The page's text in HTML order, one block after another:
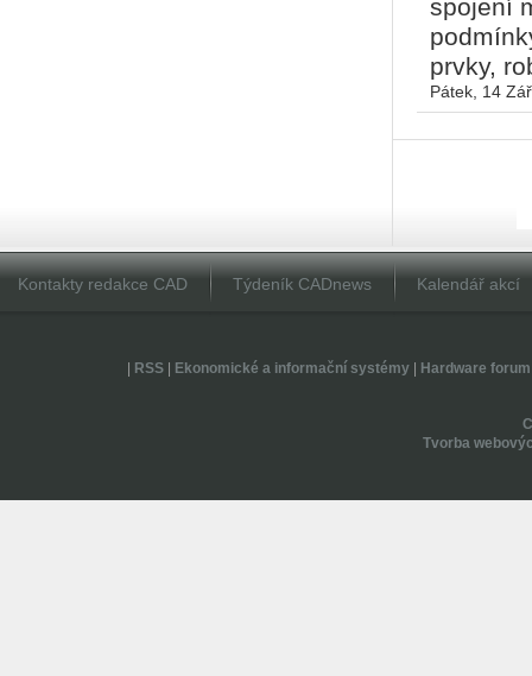
spojení
prvky,
Pátek, 14
Kontakty redakce CAD Týdeník CADnews Kalendář akcí
RSS| Ekonomické a informační systémy| Hardware forum
Tvorba